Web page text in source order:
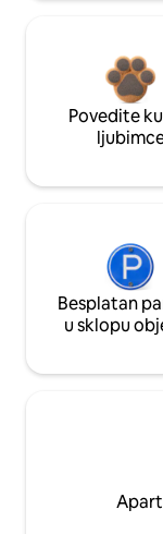
Povedite
Besplatan
u sklopu